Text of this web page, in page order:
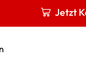
Jetzt